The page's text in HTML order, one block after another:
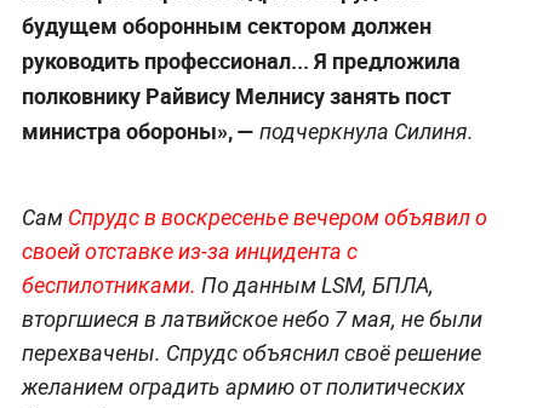
будущем оборонным сектором должен
руководить профессионал... Я предложила
полковнику Райвису Мелнису занять пост
министра обороны», — подчеркнула Силиня.
Сам Спрудс в воскресенье вечером объявил о
своей отставке из-за инцидента с
беспилотниками. По данным LSM, БПЛА,
вторгшиеся в латвийское небо 7 мая, не были
перехвачены. Спрудс объяснил своё решение
желанием оградить армию от политических